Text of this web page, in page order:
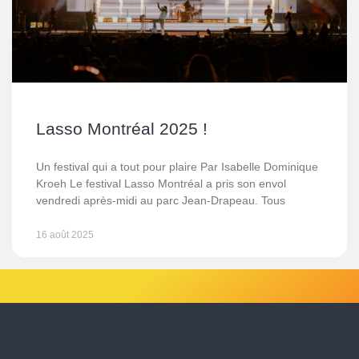
Lasso Montréal 2025 !
Un festival qui a tout pour plaire Par Isabelle Dominique
Kroeh Le festival Lasso Montréal a pris son envol
vendredi après-midi au parc Jean-Drapeau. Tous
16 août 2025